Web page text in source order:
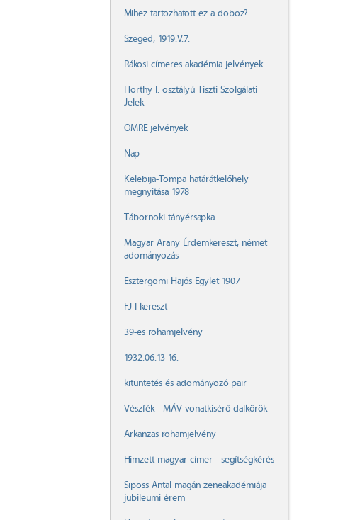
Mihez tartozhatott ez a doboz?
Szeged, 1919.V.7.
Rákosi címeres akadémia jelvények
Horthy I. osztályú Tiszti Szolgálati
Jelek
OMRE jelvények
Nap
Kelebija-Tompa határátkelőhely
megnyitása 1978
Tábornoki tányérsapka
Magyar Arany Érdemkereszt, német
adományozás
Esztergomi Hajós Egylet 1907
FJ I kereszt
39-es rohamjelvény
1932.06.13-16.
kitüntetés és adományozó pair
Vészfék - MÁV vonatkisérő dalkörök
Arkanzas rohamjelvény
Himzett magyar címer - segítségkérés
Siposs Antal magán zeneakadémiája
jubileumi érem